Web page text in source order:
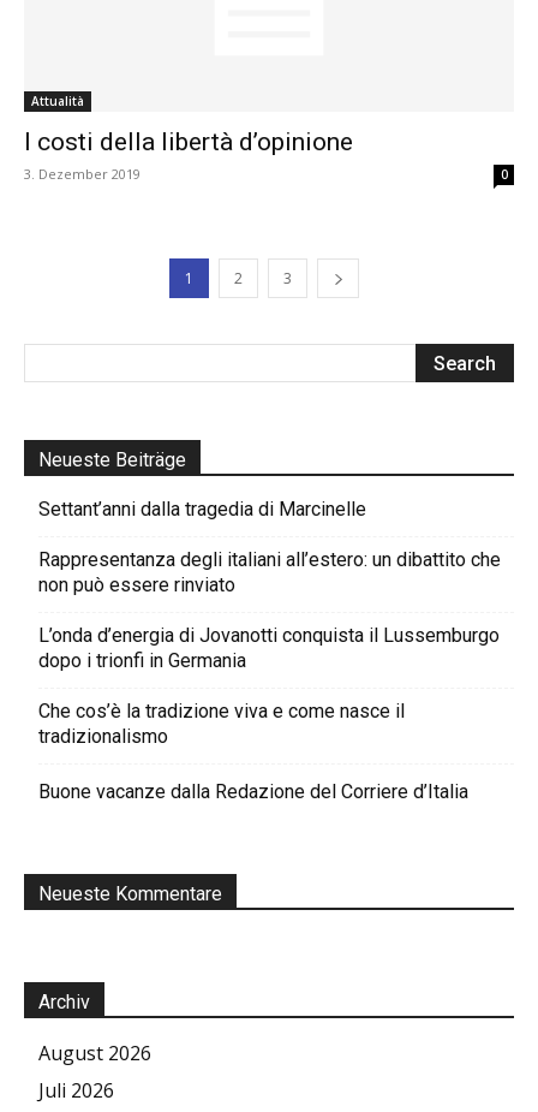
Attualità
I costi della libertà d’opinione
3. Dezember 2019 0
1 2 3
Neueste Beiträge
Settant’anni dalla tragedia di Marcinelle
Rappresentanza degli italiani all’estero: un dibattito che
non può essere rinviato
L’onda d’energia di Jovanotti conquista il Lussemburgo
dopo i trionfi in Germania
Che cos’è la tradizione viva e come nasce il
tradizionalismo
Buone vacanze dalla Redazione del Corriere d’Italia
Neueste Kommentare
Archiv
August 2026
Juli 2026